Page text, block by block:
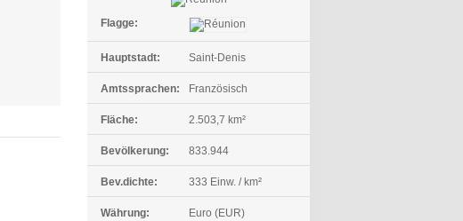
Flagge:
Hauptstadt: Saint-Denis
Amtssprachen: Französisch
Fläche: 2.503,7 km²
Bevölkerung: 833.944
Bev.dichte: 333 Einw. / km²
Währung: Euro (EUR)